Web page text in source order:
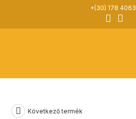
content
+(30) 178 4063
Következő termék